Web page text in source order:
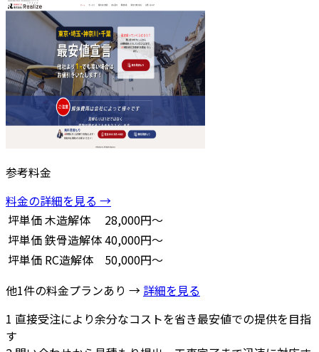
参考料金
料金の詳細を見る →
坪単価木造解体
28,000円～
坪単価鉄骨造解体40,000円～
坪単価 RC造解体
50,000円～
他1件の料金プランあり → 詳細を見る
1 直接受注により余分なコストを省き最安値での提供を目指
す